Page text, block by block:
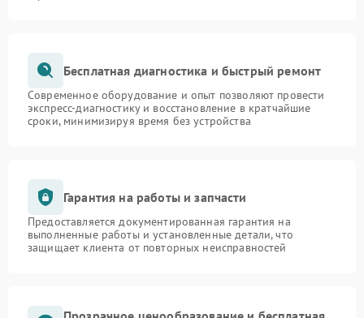
Бесплатная диагностика и быстрый ремонт
Современное оборудование и опыт позволяют провести
экспресс-диагностику и восстановление в кратчайшие
сроки, минимизируя время без устройства
Гарантия на работы и запчасти
Предоставляется документированная гарантия на
выполненные работы и установленные детали, что
защищает клиента от повторных неисправностей